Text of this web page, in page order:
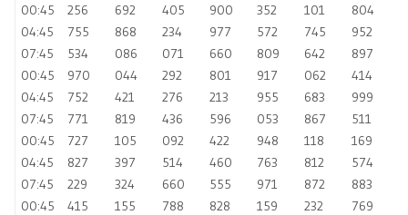
00:45
256 692 405 900 352 101
804
04:45
755 868 234 977 572 745
952
07:45
534 086 071 660 809 642
897
00:45
970 044 292 801 917 062
414
04:45
752 421 276 213 955 683
999
07:45
771 819 436 596 053 867
511
00:45
727 105 092 422 948 118
169
04:45
827 397 514 460 763 812
574
07:45
229 324 660 555 971 872
883
00:45
415 155 788 828 159 232
769